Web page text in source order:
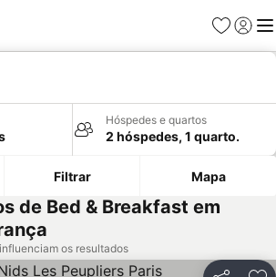
Favoritos
Iniciar
Hóspedes e quartos
2 hóspedes, 1 quarto.
Filtrar Mapa
de Bed & Breakfast em
os resultados